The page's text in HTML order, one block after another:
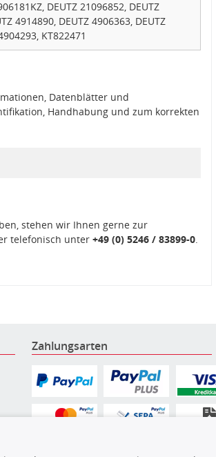
DEUTZ 21096852, DEUTZ
4914890, DEUTZ 4906363, DEUTZ
KT822471
Datenblätter und
Handhabung und zum korrekten
stehen wir Ihnen gerne zur
telefonisch unter +49 (0) 5246 / 83899-0.
Zahlungsarten